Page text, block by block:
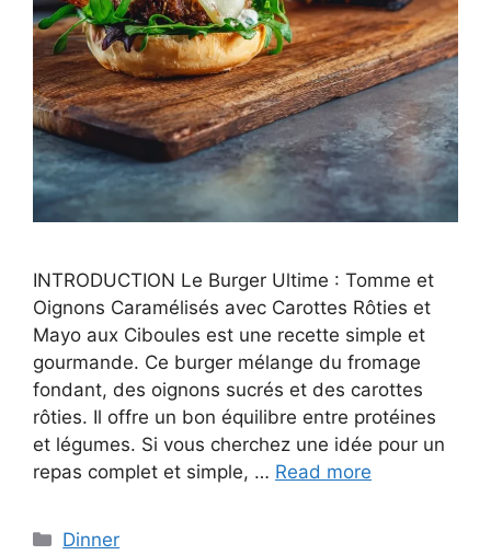
INTRODUCTION Le Burger Ultime : Tomme et
Oignons Caramélisés avec Carottes Rôties et
Mayo aux Ciboules est une recette simple et
gourmande. Ce burger mélange du fromage
fondant, des oignons sucrés et des carottes
rôties. Il offre un bon équilibre entre protéines
et légumes. Si vous cherchez une idée pour un
repas complet et simple, … Read more
Categories
Dinner